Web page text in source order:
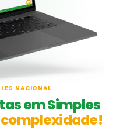
NACIONAL
em Simples
complexidade!